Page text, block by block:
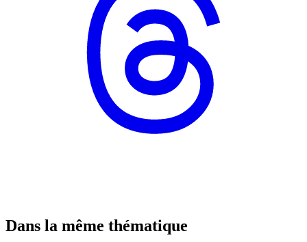
Dans la même thématique